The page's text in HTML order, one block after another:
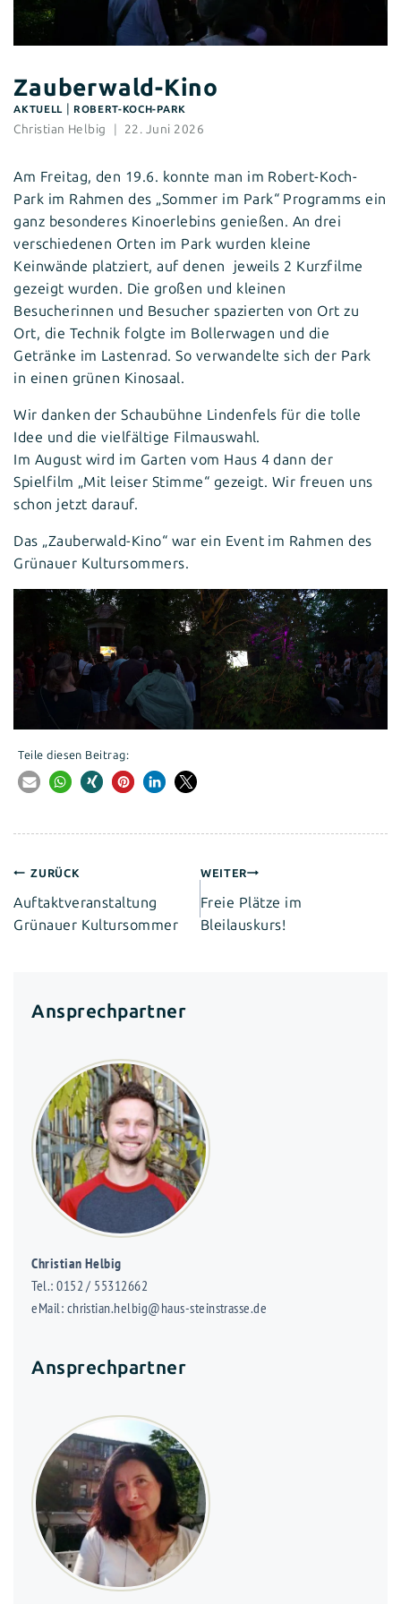
Zauberwald-Kino
AKTUELL| ROBERT-KOCH-PARK
Christian Helbig 22. Juni 2026
Am Freitag, den 19.6. konnte man im Robert-Koch-
Park im Rahmen des „Sommer im Park“ Programms ein
ganz besonderes Kinoerlebins genießen. An drei
verschiedenen Orten im Park wurden kleine
Keinwände platziert, auf denen jeweils 2 Kurzfilme
gezeigt wurden. Die großen und kleinen
Besucherinnen und Besucher spazierten von Ort zu
Ort, die Technik folgte im Bollerwagen und die
Getränke im Lastenrad. So verwandelte sich der Park
in einen grünen Kinosaal.
Wir danken der Schaubühne Lindenfels für die tolle
Idee und die vielfältige Filmauswahl.
Im August wird im Garten vom Haus 4 dann der
Spielfilm „Mit leiser Stimme“ gezeigt. Wir freuen uns
schon jetzt darauf.
Das „Zauberwald-Kino“ war ein Event im Rahmen des
Grünauer Kultursommers.
Teile diesen Beitrag:
Beitragsnavigation
ZURÜCK
Auftaktveranstaltung
Grünauer Kultursommer
WEITER
Freie Plätze im
Bleilauskurs!
Ansprechpartner
Christian Helbig
Tel.: 0152 / 55312662
eMail: christian.helbig@haus-steinstrasse.de
Ansprechpartner